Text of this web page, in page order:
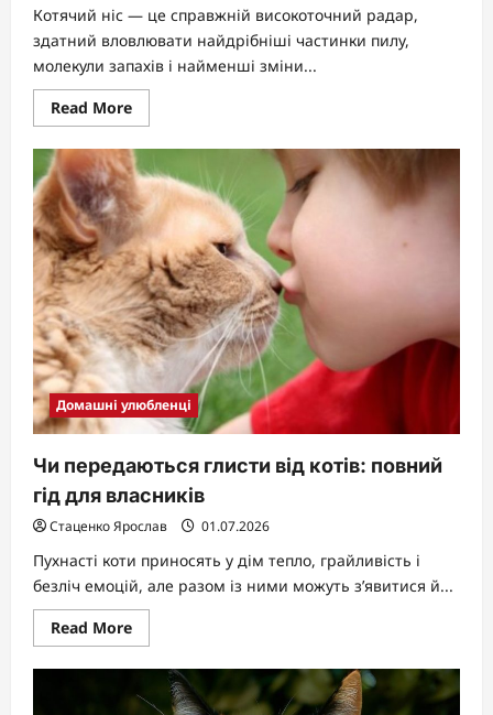
Котячий ніс — це справжній високоточний радар,
здатний вловлювати найдрібніші частинки пилу,
молекули запахів і найменші зміни...
Read MoreRead
more
Кіт
чхає:
чому
це
трапляється
і
як
підтримати
пухнастого
друга
Домашні улюбленці
Чи передаються глисти від котів: повний
гід для власників
Стаценко Ярослав 01.07.2026
Пухнасті коти приносять у дім тепло, грайливість і
безліч емоцій, але разом із ними можуть з’явитися й...
Read MoreRead
more
Чи
передаються
глисти